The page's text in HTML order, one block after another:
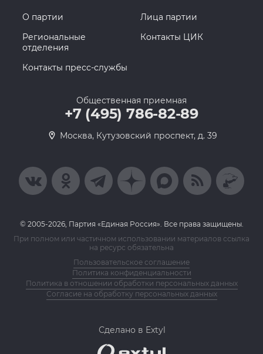
О партии
Лица партии
Региональные
отделения
Контакты ЦИК
Контакты пресс-службы
Общественная приемная
+7 (495) 786-82-89
Москва, Кутузовский проспект, д. 39
© 2005-2026, Партия «Единая Россия». Все права защищены.
При полном или частичном использовании материалов ссылка
на ресурс обязательна
Пользовательское соглашение
Политика конфиденциальности
Политика в отношении обработки персональных данных
Согласие на обработку персональных данных
Сделано в Extyl